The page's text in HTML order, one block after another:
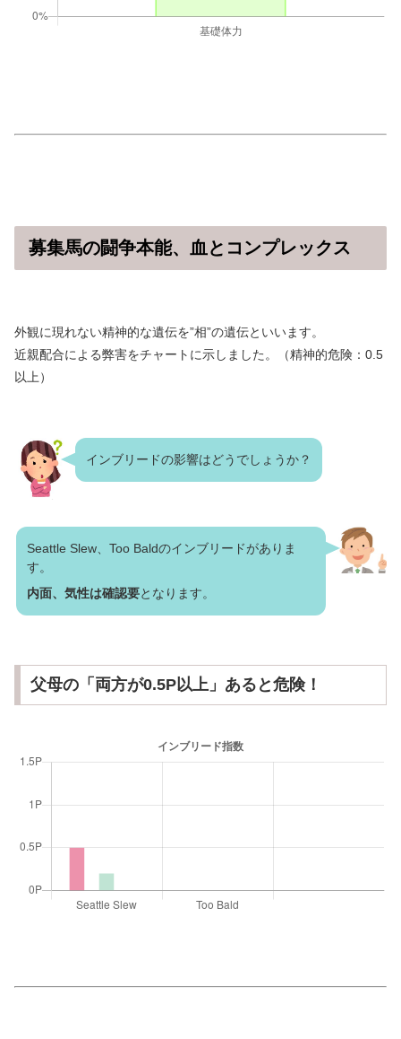
募集馬の闘争本能、血とコンプレックス
外観に現れない精神的な遺伝を”相”の遺伝といいます。
近親配合による弊害をチャートに示しました。（精神的危険：0.5
以上）
インブリードの影響はどうでしょうか？
Seattle Slew、Too Baldのインブリードがありま
す。
内面、気性は確認要となります。
父母の「両方が0.5P以上」あると危険！